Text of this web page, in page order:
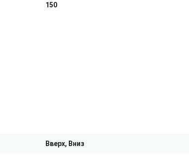
150
Вверх, Вниз